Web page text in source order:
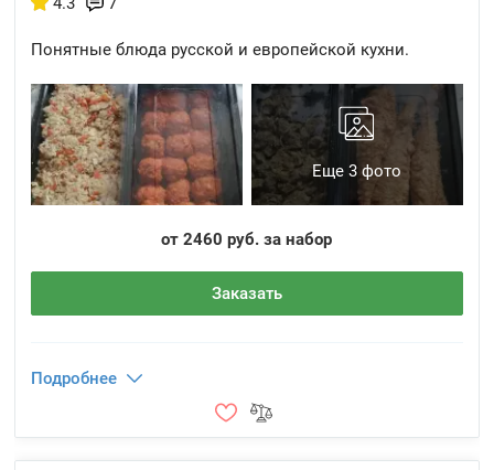
Понятные блюда русской и европейской кухни.
Еще 3 фото
от 2460 руб. за набор
Заказать
Подробнее